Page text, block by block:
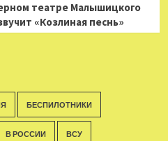
театре Малышицкого
«Козлиная песнь»
БЕСПИЛОТНИКИ
В РОССИИ ВСУ